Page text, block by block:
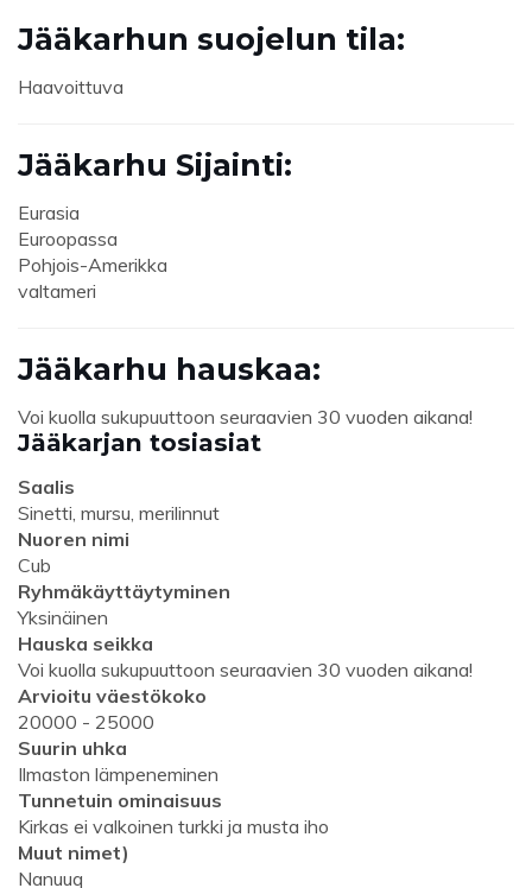
Jääkarhun suojelun tila:
Haavoittuva
Jääkarhu Sijainti:
Eurasia
Euroopassa
Pohjois-Amerikka
valtameri
Jääkarhu hauskaa:
Voi kuolla sukupuuttoon seuraavien 30 vuoden aikana!
Jääkarjan tosiasiat
Saalis
Sinetti, mursu, merilinnut
Nuoren nimi
Cub
Ryhmäkäyttäytyminen
Yksinäinen
Hauska seikka
Voi kuolla sukupuuttoon seuraavien 30 vuoden aikana!
Arvioitu väestökoko
20000 - 25000
Suurin uhka
Ilmaston lämpeneminen
Tunnetuin ominaisuus
Kirkas ei valkoinen turkki ja musta iho
Muut nimet)
Nanuuq